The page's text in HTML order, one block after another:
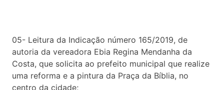
05- Leitura da Indicação número 165/2019, de
autoria da vereadora Ebia Regina Mendanha da
Costa, que solicita ao prefeito municipal que realize
uma reforma e a pintura da Praça da Bíblia, no
centro da cidade;